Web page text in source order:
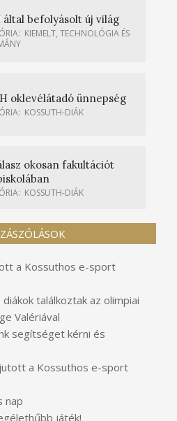
által befolyásolt új világ
KIEMELT, TECHNOLÓGIA ÉS
oklevélátadó ünnepség
KOSSUTH-DIÁK
okosan fakultációt
KOSSUTH-DIÁK
a Kossuthos e-sport
találkoztak az olimpiai
Valériával
segítséget kérni és
a Kossuthos e-sport
nap
játék!